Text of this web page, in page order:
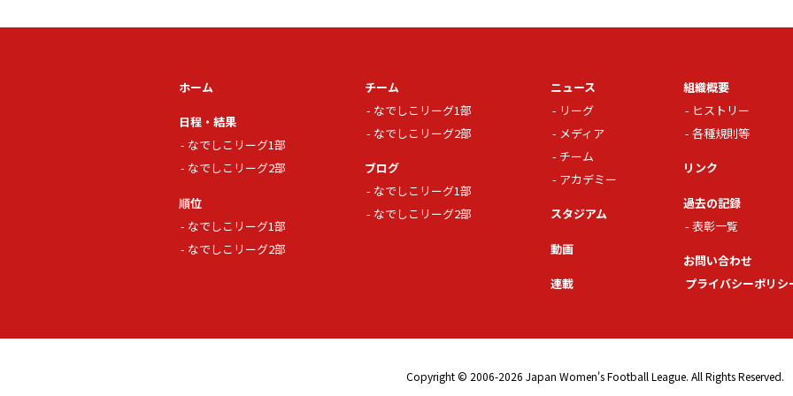
ホーム
日程・結果
なでしこリーグ1部
なでしこリーグ2部
順位
なでしこリーグ1部
なでしこリーグ2部
チーム
なでしこリーグ1部
なでしこリーグ2部
ブログ
なでしこリーグ1部
なでしこリーグ2部
ニュース
リーグ
メディア
チーム
アカデミー
スタジアム
動画
連載
組織概要
ヒストリー
各種規則等
リンク
過去の記録
表彰一覧
お問い合わせ
プライバシーポリシ
Copyright © 2006-2026 Japan Women's Football League. All Rights Reserved.